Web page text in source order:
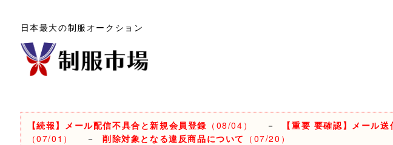
日本最大の制服オークション
【続報】メール配信不具合と新規会員登録 （08/04） － 【重要 要確認】メール送
（07/01）
－ 削除対象となる違反商品について （07/20）